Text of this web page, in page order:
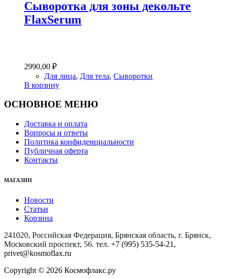
Сыворотка для зоны декольте
FlaxSerum
2990,00 ₽
Для лица, Для тела, Сыворотки
В корзину
ОСНОВНОЕ МЕНЮ
Доставка и оплата
Вопросы и ответы
Политика конфиденциальности
Публичная оферта
Контакты
МАГАЗИН
Новости
Статьи
Корзина
241020, Российская Федерация, Брянская область, г. Брянск,
Московский проспект, 56. тел. +7 (995) 535-54-21,
privet@kosmoflax.ru
Copyright © 2026 Космофлакс.ру